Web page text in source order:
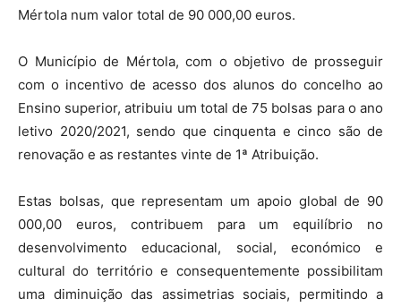
Mértola num valor total de 90 000,00 euros.
O Município de Mértola, com o objetivo de prosseguir
com o incentivo de acesso dos alunos do concelho ao
Ensino superior, atribuiu um total de 75 bolsas para o ano
letivo 2020/2021, sendo que cinquenta e cinco são de
renovação e as restantes vinte de 1ª Atribuição.
Estas bolsas, que representam um apoio global de 90
000,00 euros, contribuem para um equilíbrio no
desenvolvimento educacional, social, económico e
cultural do território e consequentemente possibilitam
uma diminuição das assimetrias sociais, permitindo a